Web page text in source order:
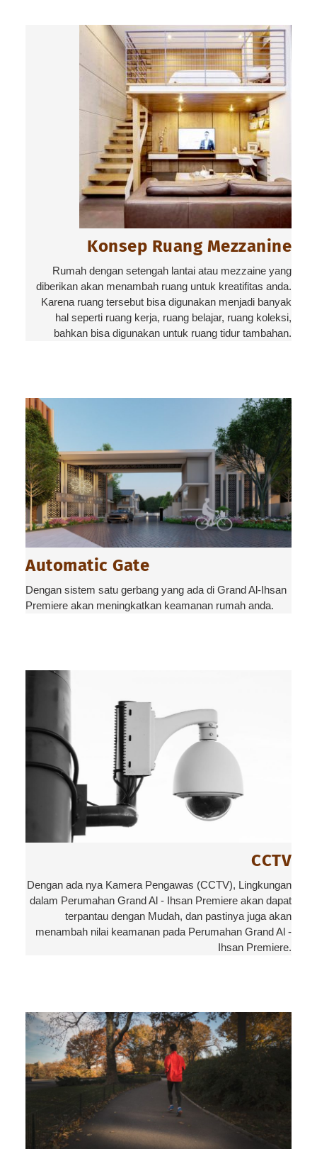
Konsep Ruang Mezzanine
Rumah dengan setengah lantai atau mezzaine yang
diberikan akan menambah ruang untuk kreatifitas anda.
Karena ruang tersebut bisa digunakan menjadi banyak
hal seperti ruang kerja, ruang belajar, ruang koleksi,
bahkan bisa digunakan untuk ruang tidur tambahan.
Automatic Gate
Dengan sistem satu gerbang yang ada di Grand Al-Ihsan
Premiere akan meningkatkan keamanan rumah anda.
CCTV
Dengan ada nya Kamera Pengawas (CCTV), Lingkungan
dalam Perumahan Grand Al - Ihsan Premiere akan dapat
terpantau dengan Mudah, dan pastinya juga akan
menambah nilai keamanan pada Perumahan Grand Al -
Ihsan Premiere.